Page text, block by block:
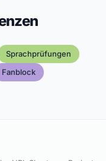
Sprachprüfungen
Fanblock